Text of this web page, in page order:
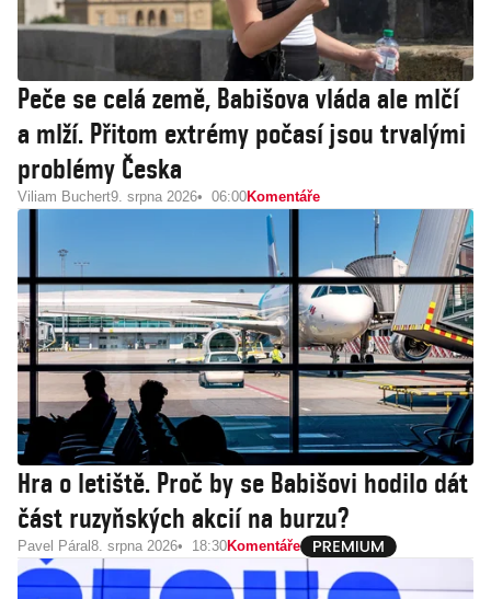
Peče se celá země, Babišova vláda ale mlčí
a mlží. Přitom extrémy počasí jsou trvalými
problémy Česka
Viliam Buchert9. srpna 2026 06:00Komentáře
Hra o letiště. Proč by se Babišovi hodilo dát
část ruzyňských akcií na burzu?
Pavel Páral 8. srpna 2026 18:30Komentáře